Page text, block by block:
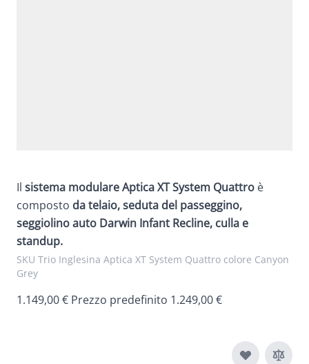
Il sistema modulare Aptica XT System Quattro è
composto da telaio, seduta del passeggino,
seggiolino auto Darwin Infant Recline, culla e
standup.
SKU Trio Inglesina Aptica XT System Quattro colore Canyon
Grey
1.149,00 € Prezzo predefinito 1.249,00 €